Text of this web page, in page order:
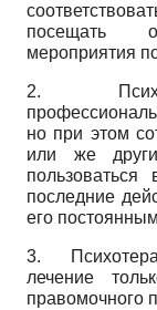
посещать
мероприятия
2.
но при этом
или же
пользоваться
последние
его
3.
лечение
правомочного